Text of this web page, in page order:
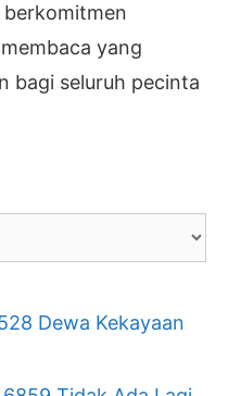
berkomitmen
yang
bagi seluruh pecinta
Dewa Kekayaan